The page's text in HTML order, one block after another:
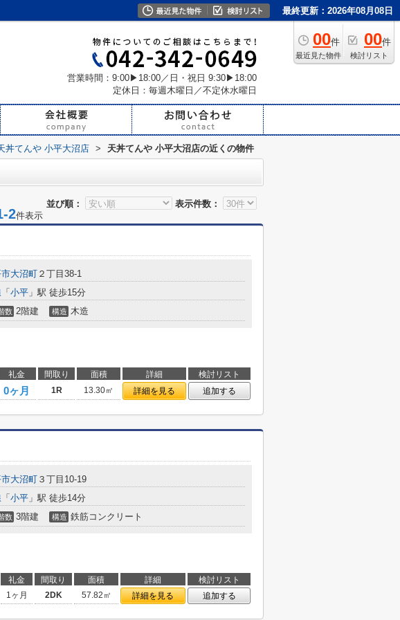
最終更新：2026年08月08日
00件
最近見た物件
00件
検討リスト
営業時間：9:00▶18:00／日・祝日 9:30▶18:00
定休日：毎週木曜日／不定休水曜日
丼てんや 小平大沼店 > 天丼てんや 小平大沼店の近くの物件
並び順：
表示件数：
2件表示
大沼町 ２丁目38-1
「 小平 」駅 徒歩15分
数 2階建 構造 木造
礼金 間取り 面積 詳細
検討リスト
0ヶ月 1R 13.30㎡ 詳細を見る 追加する
大沼町 ３丁目10-19
「 小平 」駅 徒歩14分
数 3階建 構造 鉄筋コンクリート
礼金 間取り 面積 詳細
検討リスト
1ヶ月 2DK 57.82㎡ 詳細を見る 追加する